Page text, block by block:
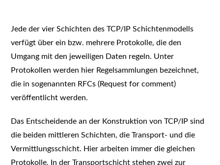
Jede der vier Schichten des TCP/IP Schichtenmodells
verfügt über ein bzw. mehrere Protokolle, die den
Umgang mit den jeweiligen Daten regeln. Unter
Protokollen werden hier Regelsammlungen bezeichnet,
die in sogenannten RFCs (Request for comment)
veröffentlicht werden.
Das Entscheidende an der Konstruktion von TCP/IP sind
die beiden mittleren Schichten, die Transport- und die
Vermittlungsschicht. Hier arbeiten immer die gleichen
Protokolle. In der Transportschicht stehen zwei zur